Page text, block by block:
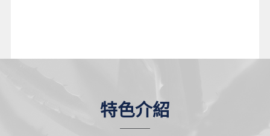
特色介紹